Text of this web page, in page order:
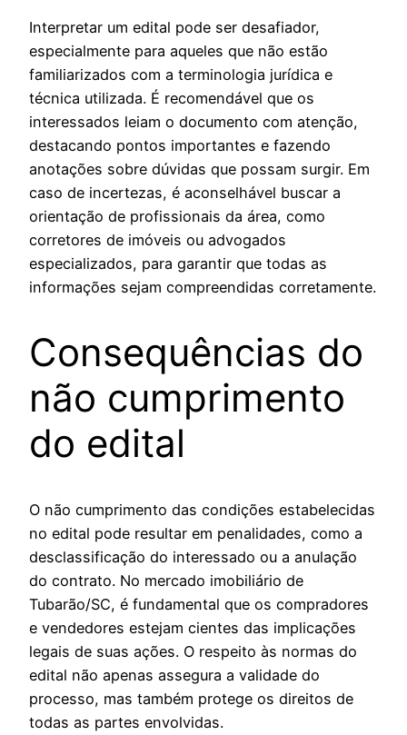
Interpretar um edital pode ser desafiador,
especialmente para aqueles que não estão
familiarizados com a terminologia jurídica e
técnica utilizada. É recomendável que os
interessados leiam o documento com atenção,
destacando pontos importantes e fazendo
anotações sobre dúvidas que possam surgir. Em
caso de incertezas, é aconselhável buscar a
orientação de profissionais da área, como
corretores de imóveis ou advogados
especializados, para garantir que todas as
informações sejam compreendidas corretamente.
Consequências do
não cumprimento
do edital
O não cumprimento das condições estabelecidas
no edital pode resultar em penalidades, como a
desclassificação do interessado ou a anulação
do contrato. No mercado imobiliário de
Tubarão/SC, é fundamental que os compradores
e vendedores estejam cientes das implicações
legais de suas ações. O respeito às normas do
edital não apenas assegura a validade do
processo, mas também protege os direitos de
todas as partes envolvidas.